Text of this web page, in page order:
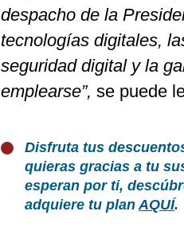
despacho de la
tecnologías digitales,
seguridad digital y la
emplearse”, se puede
Disfruta tus
quieras gracias a tu
esperan por ti,
adquiere tu planAQUÍ.